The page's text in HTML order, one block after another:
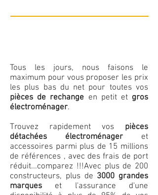
Tous les jours, nous faisons le
maximum pour vous proposer les prix
les plus bas du net pour toutes vos
pièces de rechange en petit et gros
électroménager.
Trouvez rapidement vos pièces
détachées électroménager et
accessoires parmi plus de 15 millions
de références , avec des frais de port
réduit...comparez !!!Avec plus de 200
constructeurs, plus de 3000 grandes
marques et l'assurance d'une